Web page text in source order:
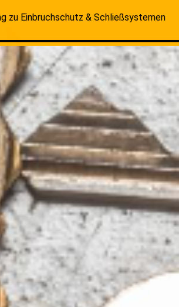
zu Einbruchschutz & Schließsystemen